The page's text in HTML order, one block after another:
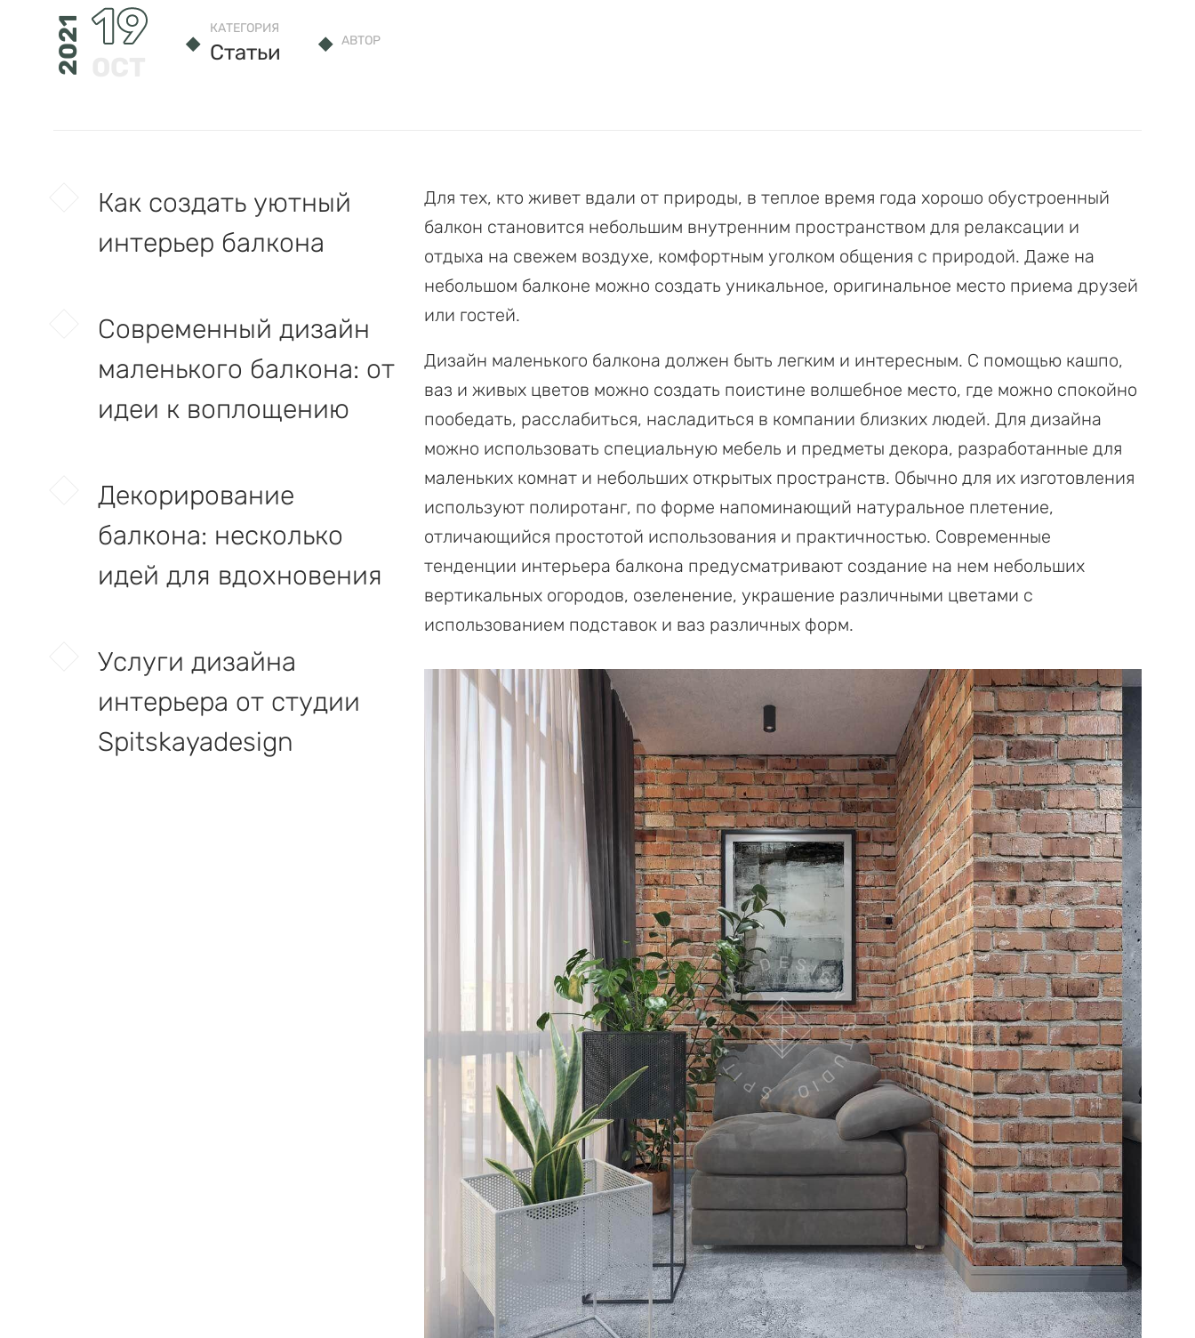
2021 19 КАТЕГОРИЯ
Статьи АВТОР
Как создать уютный
интерьер балкона
Современный дизайн
маленького балкона: от
идеи к воплощению
Декорирование
балкона: несколько
идей для вдохновения
Услуги дизайна
интерьера от студии
Spitskayadesign
Для тех, кто живет вдали от природы, в теплое время года хорошо обустроенный
балкон становится небольшим внутренним пространством для релаксации и
отдыха на свежем воздухе, комфортным уголком общения с природой. Даже на
небольшом балконе можно создать уникальное, оригинальное место приема друзей
или гостей.
Дизайн маленького балкона должен быть легким и интересным. С помощью кашпо,
ваз и живых цветов можно создать поистине волшебное место, где можно спокойно
пообедать, расслабиться, насладиться в компании близких людей. Для дизайна
можно использовать специальную мебель и предметы декора, разработанные для
маленьких комнат и небольших открытых пространств. Обычно для их изготовления
используют полиротанг, по форме напоминающий натуральное плетение,
отличающийся простотой использования и практичностью. Современные
тенденции интерьера балкона предусматривают создание на нем небольших
вертикальных огородов, озеленение, украшение различными цветами с
использованием подставок и ваз различных форм.